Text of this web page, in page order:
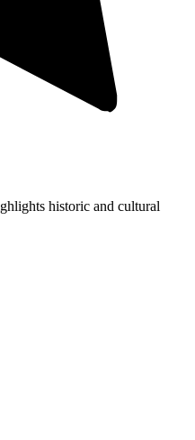
historic and cultural